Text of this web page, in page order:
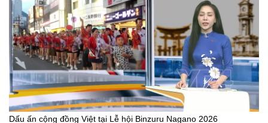
Dấu ấn cộng đồng Việt tại Lễ hội Binzuru Nagano 2026